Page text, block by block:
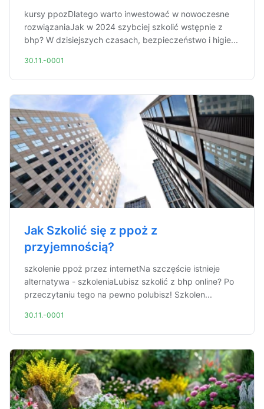
kursy ppozDlatego warto inwestować w nowoczesne
rozwiązaniaJak w 2024 szybciej szkolić wstępnie z
bhp? W dzisiejszych czasach, bezpieczeństwo i higie...
30.11.-0001
Jak Szkolić się z ppoż z
przyjemnością?
szkolenie ppoż przez internetNa szczęście istnieje
alternatywa - szkoleniaLubisz szkolić z bhp online? Po
przeczytaniu tego na pewno polubisz! Szkolen...
30.11.-0001